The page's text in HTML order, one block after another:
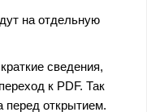
на отдельную
сведения,
к PDF. Так
перед открытием.